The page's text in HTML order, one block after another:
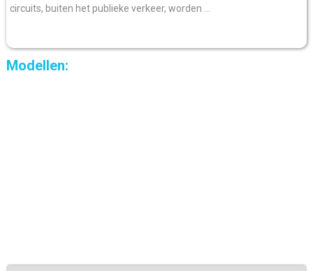
circuits, buiten het publieke verkeer, worden ...
Modellen: